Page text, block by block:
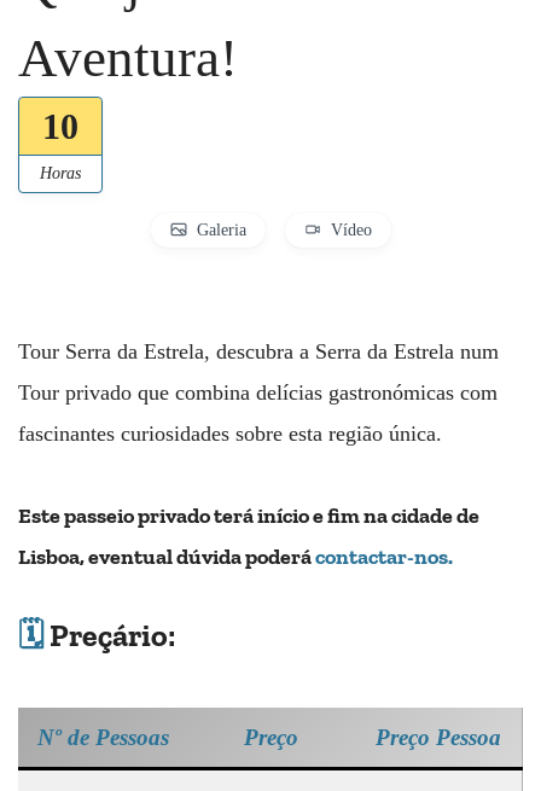
Aventura!
10
Horas
Galeria Vídeo
Tour Serra da Estrela, descubra a Serra da Estrela num
Tour privado que combina delícias gastronómicas com
fascinantes curiosidades sobre esta região única.
Este passeio privado terá início e fim na cidade de
Lisboa, eventual dúvida poderácontactar-nos.
🗓️Preçário:
Nº de Pessoas Preço Preço Pessoa